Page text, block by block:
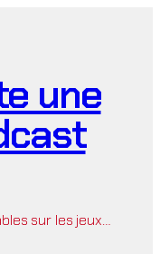
une
sur les jeux…